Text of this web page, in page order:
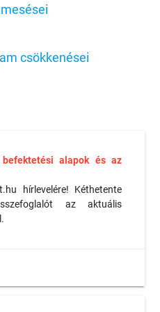
csökkenései
alapok és az
hírlevelére! Kéthetente
az aktuális